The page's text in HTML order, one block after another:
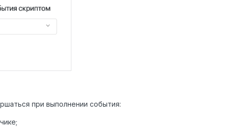
при выполнении события:
;